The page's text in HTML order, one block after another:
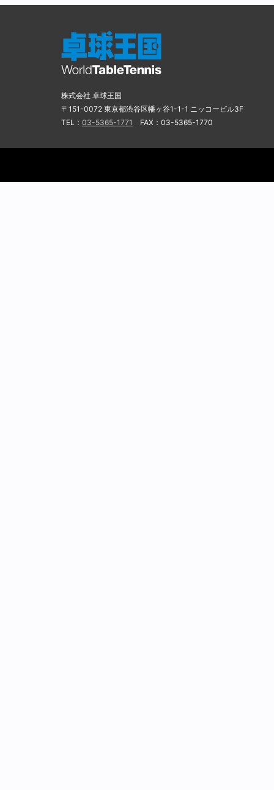
株式会社 卓球王国
〒151-0072 東京都渋谷区幡ヶ谷1-1-1 ニッコービル3F
TEL： 03-5365-1771 FAX：03-5365-1770